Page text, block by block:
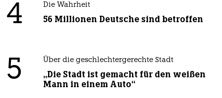
4 Die Wahrheit
56 Millionen Deutsche sind betroffen
5 Über die geschlechtergerechte Stadt
„Die Stadt ist gemacht für den weißen
Mann in einem Auto“